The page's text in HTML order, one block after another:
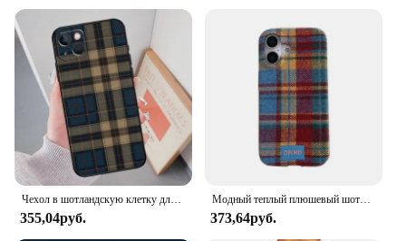
Чехол в шотландскую клетку для iPhone 16 15 Pro Max Plus 12 13 Mini 11 14 Pro Max XS X XR SE 2020 2022
355,04руб.
Модный теплый плюшевый шотландский клетчатый тканевый мягкий чехол для телефона iPhone 16 15 14 13 Pro Max Funda
373,64руб.